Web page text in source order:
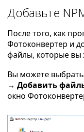
Добавьте
После того, как
Фотоконвертер и
файлы, которые вы
Вы можете
→ Добавить
окно